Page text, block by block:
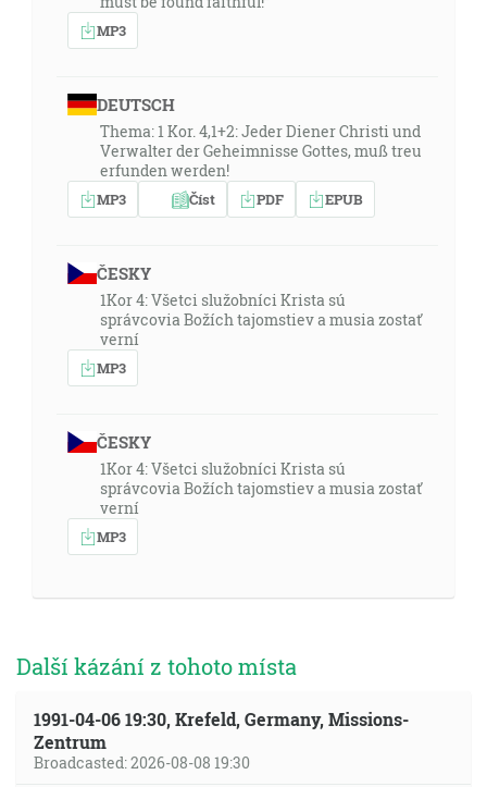
MP3
DEUTSCH
Thema: 1 Kor. 4,1+2: Jeder Diener Christi und
Verwalter der Geheimnisse Gottes, muß treu
erfunden werden!
MP3 Číst PDF EPUB
ČESKY
1Kor 4: Všetci služobníci Krista sú
správcovia Božích tajomstiev a musia zostať
verní
MP3
ČESKY
1Kor 4: Všetci služobníci Krista sú
správcovia Božích tajomstiev a musia zostať
verní
MP3
Další kázání z tohoto místa
1991-04-06 19:30, Krefeld, Germany, Missions-
Zentrum
Broadcasted: 2026-08-08 19:30